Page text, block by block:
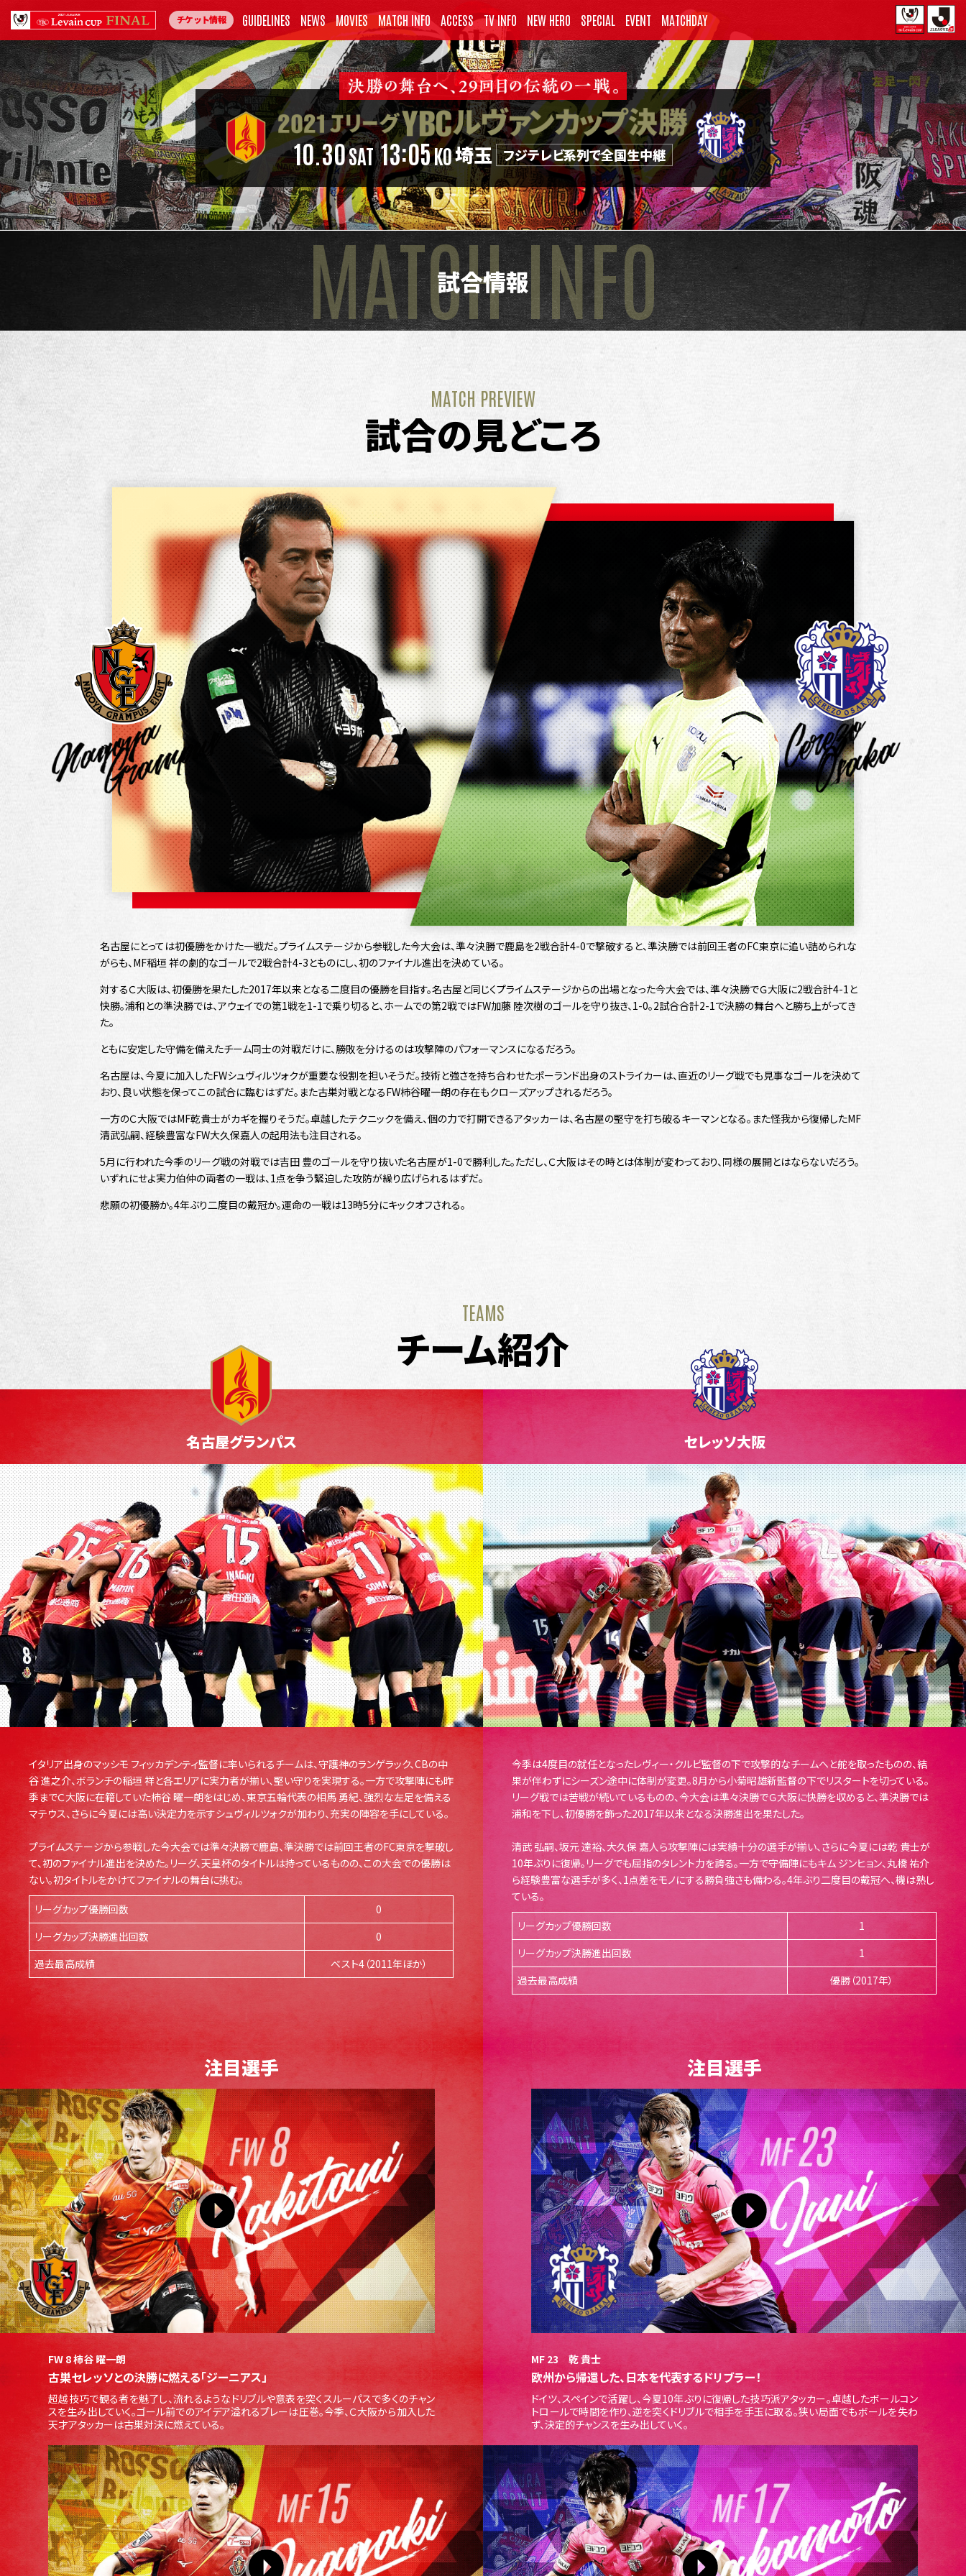
チケット情報 GUIDELINES NEWS MOVIES MATCH INFO ACCESS TV INFO NEW HERO SPECIAL EVENT MATCHDAY
10.30SAT13:05KO埼玉 フジテレビ系列で全国生中継
MATCH INFO
試合情報
MATCH PREVIEW
試合の見どころ
名古屋にとっては初優勝をかけた一戦だ。プライムステージから参戦した今大会は、準々決勝で鹿島を2戦合計4-0で撃破すると、準決勝では前回王者のFC東京に追い詰められな
がらも、MF稲垣 祥の劇的なゴールで2戦合計4-3とものにし、初のファイナル進出を決めている。
対するＣ大阪は、初優勝を果たした2017年以来となる二度目の優勝を目指す。名古屋と同じくプライムステージからの出場となった今大会では、準々決勝でＧ大阪に2戦合計4-1と
快勝。浦和との準決勝では、アウェイでの第1戦を1-1で乗り切ると、ホームでの第2戦ではFW加藤 陸次樹のゴールを守り抜き、1-0。2試合合計2-1で決勝の舞台へと勝ち上がってき
た。
ともに安定した守備を備えたチーム同士の対戦だけに、勝敗を分けるのは攻撃陣のパフォーマンスになるだろう。
名古屋は、今夏に加入したFWシュヴィルツォクが重要な役割を担いそうだ。技術と強さを持ち合わせたポーランド出身のストライカーは、直近のリーグ戦でも見事なゴールを決めて
おり、良い状態を保ってこの試合に臨むはずだ。また古巣対戦となるFW柿谷曜一朗の存在もクローズアップされるだろう。
一方のＣ大阪ではMF乾貴士がカギを握りそうだ。卓越したテクニックを備え、個の力で打開できるアタッカーは、名古屋の堅守を打ち破るキーマンとなる。また怪我から復帰したMF
清武弘嗣、経験豊富なFW大久保嘉人の起用法も注目される。
5月に行われた今季のリーグ戦の対戦では吉田 豊のゴールを守り抜いた名古屋が1-0で勝利した。ただし、Ｃ大阪はその時とは体制が変わっており、同様の展開とはならないだろう。
いずれにせよ実力伯仲の両者の一戦は、1点を争う緊迫した攻防が繰り広げられるはずだ。
悲願の初優勝か。4年ぶり二度目の戴冠か。運命の一戦は13時5分にキックオフされる。
TEAMS
チーム紹介
名古屋グランパス
イタリア出身のマッシモ フィッカデンティ監督に率いられるチームは、守護神のランゲラック、CBの中
谷 進之介、ボランチの稲垣 祥と各エリアに実力者が揃い、堅い守りを実現する。一方で攻撃陣にも昨
季までＣ大阪に在籍していた柿谷 曜一朗をはじめ、東京五輪代表の相馬 勇紀、強烈な左足を備える
マテウス、さらに今夏には高い決定力を示すシュヴィルツォクが加わり、充実の陣容を手にしている。
プライムステージから参戦した今大会では準々決勝で鹿島、準決勝では前回王者のFC東京を撃破し
て、初のファイナル進出を決めた。リーグ、天皇杯のタイトルは持っているものの、この大会での優勝は
ない。初タイトルをかけてファイナルの舞台に挑む。
リーグカップ優勝回数
0
リーグカップ決勝進出回数
0
過去最高成績
ベスト4（2011年ほか）
注目選手
FW 8 柿谷 曜一朗
古巣セレッソとの決勝に燃える「ジーニアス」
超越技巧で観る者を魅了し、流れるようなドリブルや意表を突くスルーパスで多くのチャン
スを生み出していく。ゴール前でのアイデア溢れるプレーは圧巻。今季、Ｃ大阪から加入した
天才アタッカーは古巣対決に燃えている。
セレッソ大阪
今季は4度目の就任となったレヴィー・クルピ監督の下で攻撃的なチームへと舵を取ったものの、結
果が伴わずにシーズン途中に体制が変更。8月から小菊昭雄新監督の下でリスタートを切っている。
リーグ戦では苦戦が続いているものの、今大会は準々決勝でＧ大阪に快勝を収めると、準決勝では
浦和を下し、初優勝を飾った2017年以来となる決勝進出を果たした。
清武 弘嗣、坂元 達裕、大久保 嘉人ら攻撃陣には実績十分の選手が揃い、さらに今夏には乾 貴士が
10年ぶりに復帰。リーグでも屈指のタレント力を誇る。一方で守備陣にもキム ジンヒョン、丸橋 祐介
ら経験豊富な選手が多く、1点差をモノにする勝負強さも備わる。4年ぶり二度目の戴冠へ、機は熟し
ている。
リーグカップ優勝回数
1
リーグカップ決勝進出回数
1
過去最高成績
優勝（2017年）
注目選手
MF 23 乾 貴士
欧州から帰還した、日本を代表するドリブラー！
ドイツ、スペインで活躍し、今夏10年ぶりに復帰した技巧派アタッカー。卓越したボールコン
トロールで時間を作り、逆を突くドリブルで相手を手玉に取る。狭い局面でもボールを失わ
ず、決定的チャンスを生み出していく。